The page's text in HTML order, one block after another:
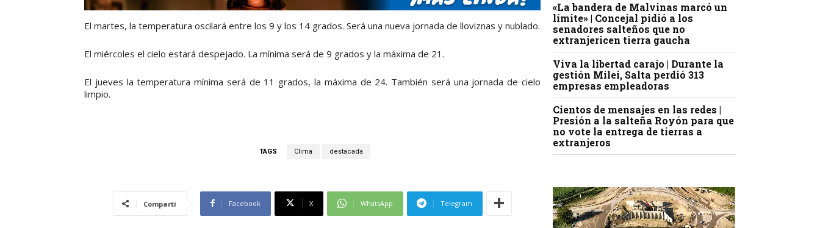
El martes, la temperatura oscilará entre los 9 y los 14 grados. Será una nueva jornada de lloviznas y nublado.
El miércoles el cielo estará despejado. La mínima será de 9 grados y la máxima de 21.
El jueves la temperatura mínima será de 11 grados, la máxima de 24. También será una jornada de cielo
limpio.
TAGS Clima destacada
Compartí Facebook X WhatsApp Telegram
«La bandera de Malvinas marcó un
límite» | Concejal pidió a los
senadores salteños que no
extranjericen tierra gaucha
Viva la libertad carajo | Durante la
gestión Milei, Salta perdió 313
empresas empleadoras
Cientos de mensajes en las redes |
Presión a la salteña Royón para que
no vote la entrega de tierras a
extranjeros